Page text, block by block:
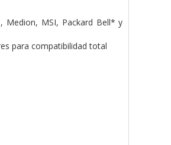
Medion, MSI, Packard Bell* y
para compatibilidad total